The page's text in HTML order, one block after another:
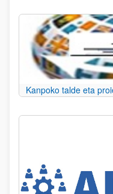
Kanpoko talde eta